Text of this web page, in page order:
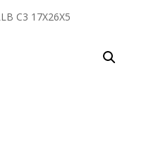
C3 17X26X5